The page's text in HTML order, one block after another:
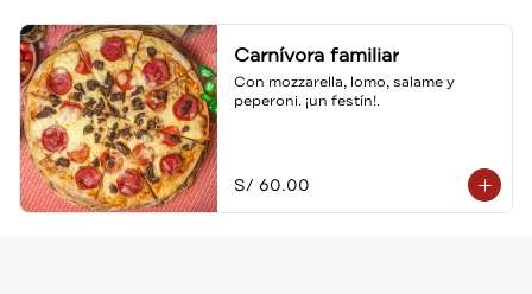
Carnívora familiar
Con mozzarella, lomo, salame y
peperoni. ¡un festín!.
S/ 60.00